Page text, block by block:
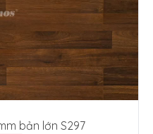
bản lớn S297